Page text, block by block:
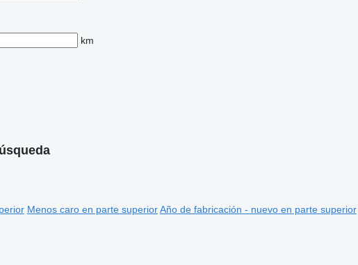
km
Menos caro en parte superior Año de fabricación - nuevo en parte superior